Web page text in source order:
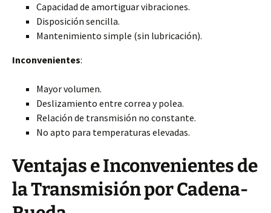
Capacidad de amortiguar vibraciones.
Disposición sencilla.
Mantenimiento simple (sin lubricación).
Inconvenientes:
Mayor volumen.
Deslizamiento entre correa y polea.
Relación de transmisión no constante.
No apto para temperaturas elevadas.
Ventajas e Inconvenientes de
la Transmisión por Cadena-